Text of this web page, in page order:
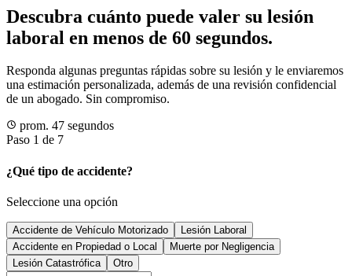
Descubra cuánto puede valer su lesión
laboral en menos de 60 segundos.
Responda algunas preguntas rápidas sobre su lesión y le enviaremos
una estimación personalizada, además de una revisión confidencial
de un abogado. Sin compromiso.
prom. 47 segundos
Paso 1 de 7
¿Qué tipo de accidente?
Seleccione una opción
Accidente de Vehículo Motorizado
Lesión Laboral
Accidente en Propiedad o Local
Muerte por Negligencia
Lesión Catastrófica
Otro